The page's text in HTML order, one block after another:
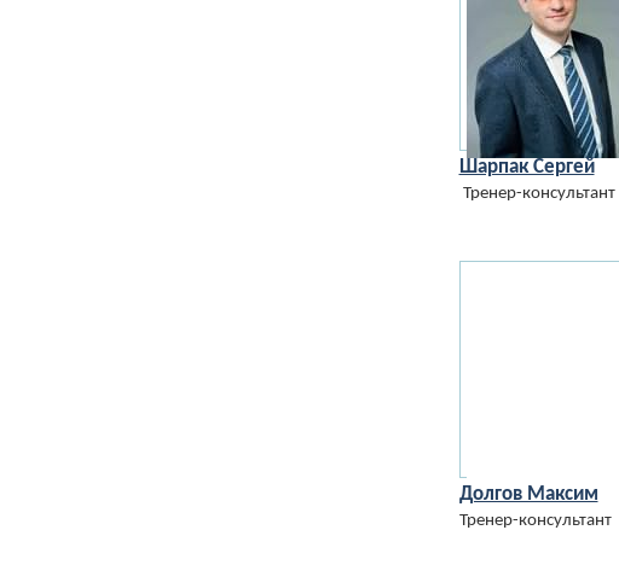
Шарпак Сергей
Тренер-консультант
Долгов Максим
Тренер-консультант